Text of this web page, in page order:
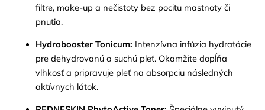
filtre, make-up a nečistoty bez pocitu mastnoty či
pnutia.
Hydrobooster Tonicum: Intenzívna infúzia hydratácie
pre dehydrovanú a suchú pleť. Okamžite dopĺňa
vlhkosť a pripravuje pleť na absorpciu následných
aktívnych látok.